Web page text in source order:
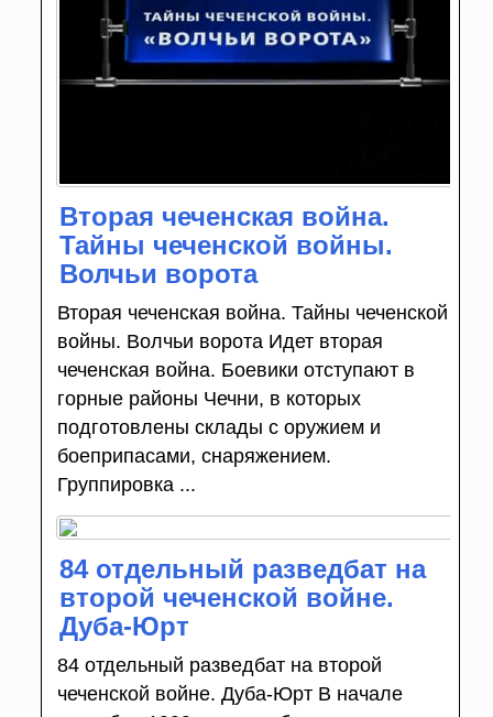
Вторая чеченская война.
Тайны чеченской войны.
Волчьи ворота
Вторая чеченская война. Тайны чеченской
войны. Волчьи ворота Идет вторая
чеченская война. Боевики отступают в
горные районы Чечни, в которых
подготовлены склады с оружием и
боеприпасами, снаряжением.
Группировка ...
84 отдельный разведбат на
второй чеченской войне.
Дуба-Юрт
84 отдельный разведбат на второй
чеченской войне. Дуба-Юрт В начале